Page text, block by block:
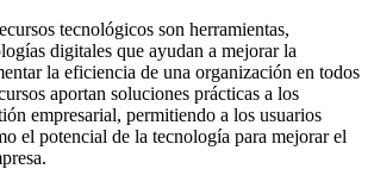
tecnológicos son herramientas,
digitales que ayudan a mejorar la
la eficiencia de una organización en todos
aportan soluciones prácticas a los
empresarial, permitiendo a los usuarios
el potencial de la tecnología para mejorar el